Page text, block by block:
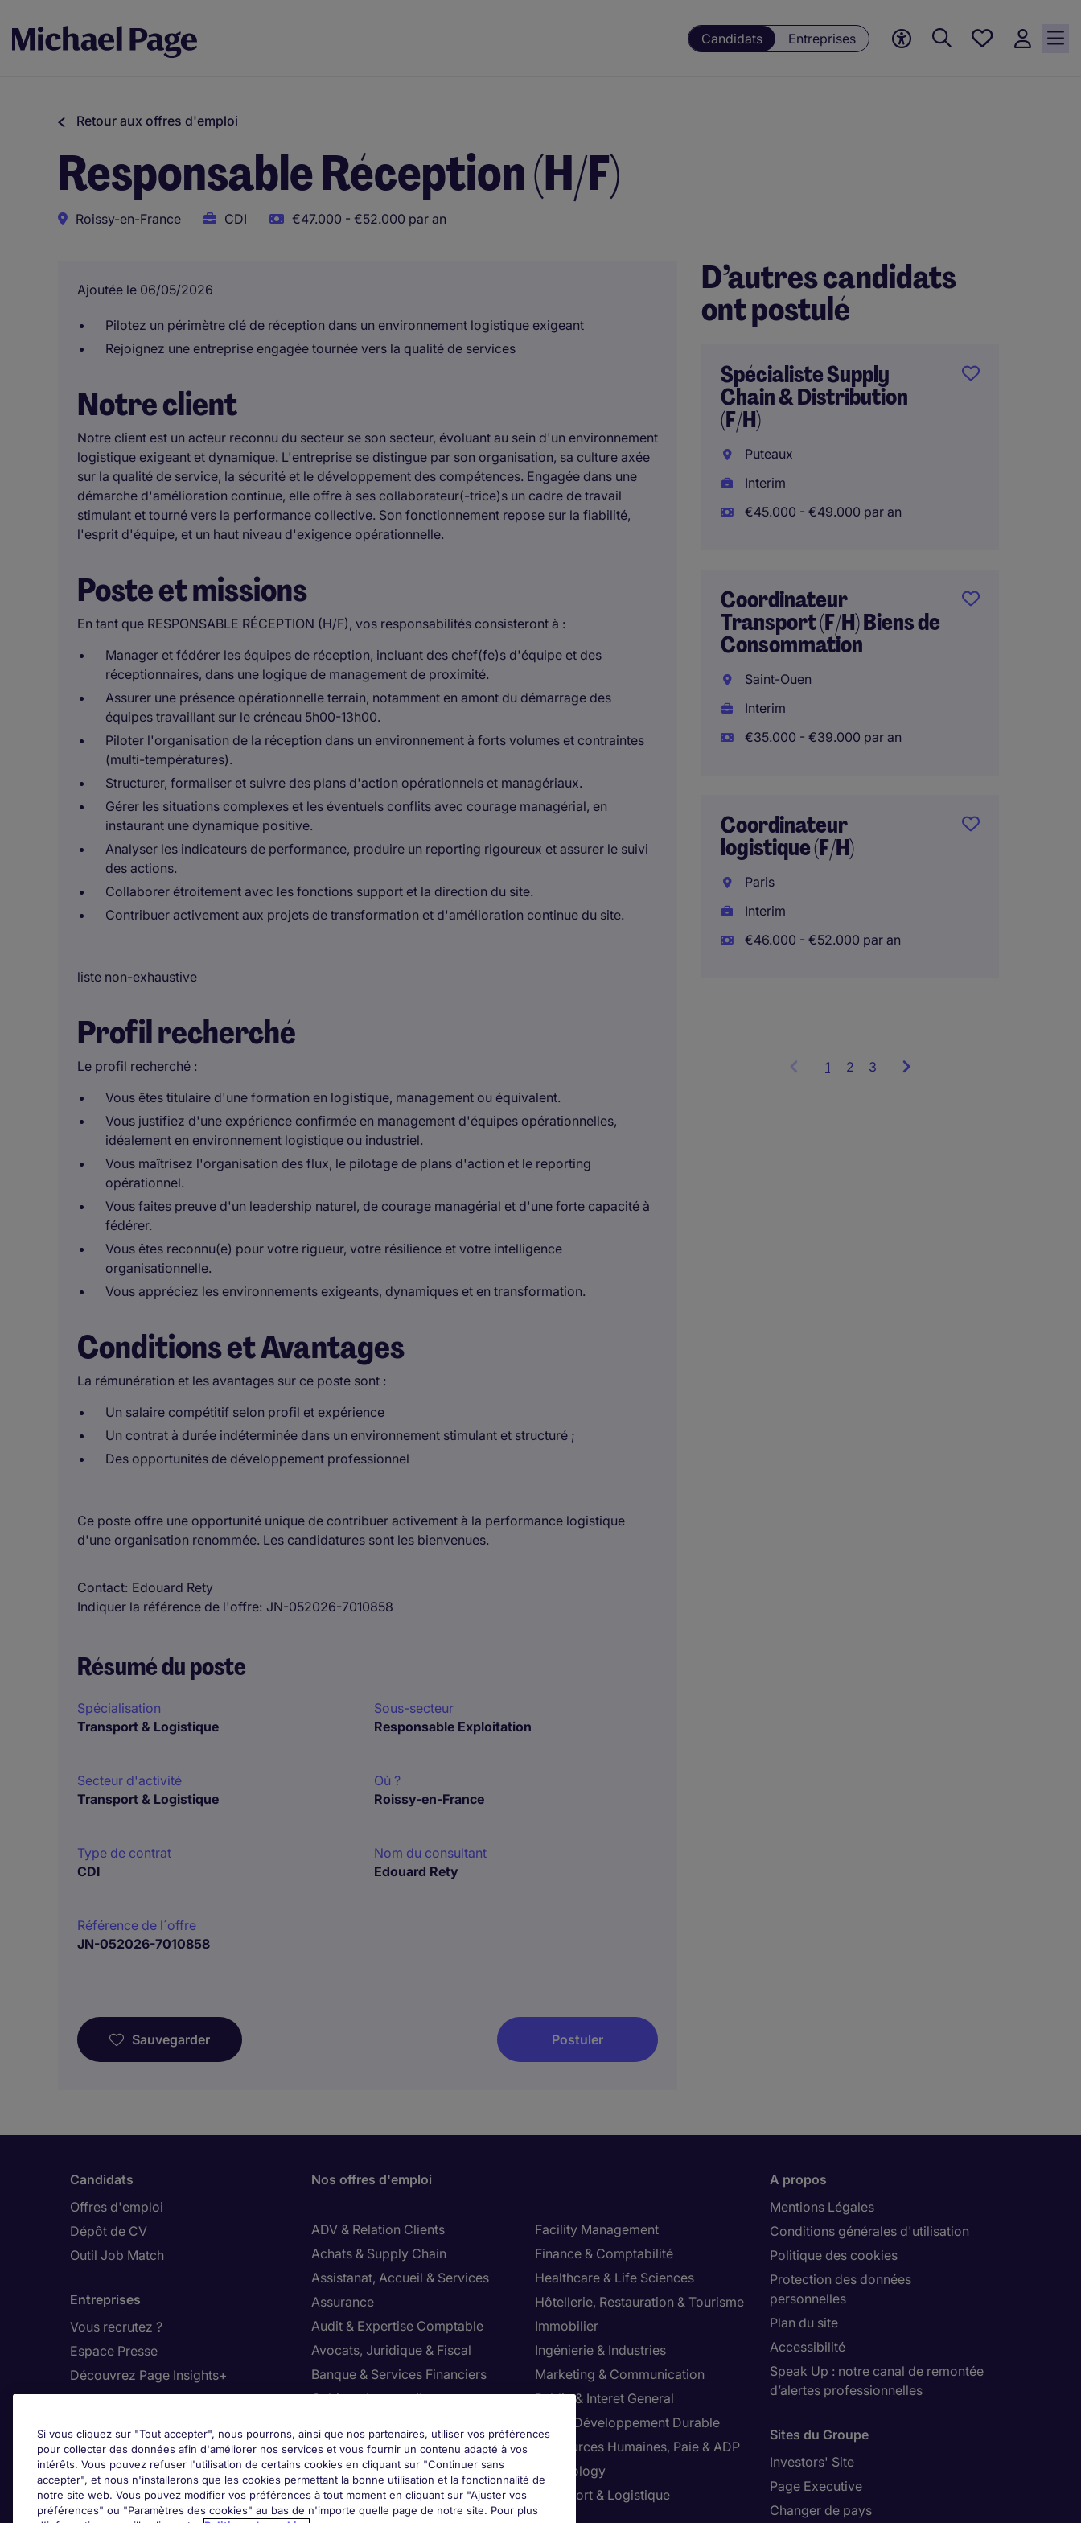
Candidats Entreprises
Mes offres, 0
Retour aux offres d'emploi
Responsable Réception (H/F)
Roissy-en-France CDI €47.000 - €52.000 par an
Ajoutée le 06/05/2026
Pilotez un périmètre clé de réception dans un environnement logistique exigeant
Rejoignez une entreprise engagée tournée vers la qualité de services
Notre client
Notre client est un acteur reconnu du secteur se son secteur, évoluant au sein d'un environnement
logistique exigeant et dynamique. L'entreprise se distingue par son organisation, sa culture axée
sur la qualité de service, la sécurité et le développement des compétences. Engagée dans une
démarche d'amélioration continue, elle offre à ses collaborateur(-trice)s un cadre de travail
stimulant et tourné vers la performance collective. Son fonctionnement repose sur la fiabilité,
l'esprit d'équipe, et un haut niveau d'exigence opérationnelle.
Poste et missions
En tant que RESPONSABLE RÉCEPTION (H/F), vos responsabilités consisteront à :
Manager et fédérer les équipes de réception, incluant des chef(fe)s d'équipe et des
réceptionnaires, dans une logique de management de proximité.
Assurer une présence opérationnelle terrain, notamment en amont du démarrage des
équipes travaillant sur le créneau 5h00-13h00.
Piloter l'organisation de la réception dans un environnement à forts volumes et contraintes
(multi-températures).
Structurer, formaliser et suivre des plans d'action opérationnels et managériaux.
Gérer les situations complexes et les éventuels conflits avec courage managérial, en
instaurant une dynamique positive.
Analyser les indicateurs de performance, produire un reporting rigoureux et assurer le suivi
des actions.
Collaborer étroitement avec les fonctions support et la direction du site.
Contribuer activement aux projets de transformation et d'amélioration continue du site.
liste non-exhaustive
Profil recherché
Le profil recherché :
Vous êtes titulaire d'une formation en logistique, management ou équivalent.
Vous justifiez d'une expérience confirmée en management d'équipes opérationnelles,
idéalement en environnement logistique ou industriel.
Vous maîtrisez l'organisation des flux, le pilotage de plans d'action et le reporting
opérationnel.
Vous faites preuve d'un leadership naturel, de courage managérial et d'une forte capacité à
fédérer.
Vous êtes reconnu(e) pour votre rigueur, votre résilience et votre intelligence
organisationnelle.
Vous appréciez les environnements exigeants, dynamiques et en transformation.
Conditions et Avantages
La rémunération et les avantages sur ce poste sont :
Un salaire compétitif selon profil et expérience
Un contrat à durée indéterminée dans un environnement stimulant et structuré ;
Des opportunités de développement professionnel
Ce poste offre une opportunité unique de contribuer activement à la performance logistique
d'une organisation renommée. Les candidatures sont les bienvenues.
Contact Edouard Rety
Indiquer la référence de l'offre JN-052026-7010858
Résumé du poste
Spécialisation
Transport & Logistique
Sous-secteur
Responsable Exploitation
Secteur d'activité
Transport & Logistique
Où ?
Roissy-en-France
Type de contrat
CDI
Nom du consultant
Edouard Rety
Référence de l´offre
JN-052026-7010858
Sauvegarder Postuler
D’autres candidats
ont postulé
Spécialiste Supply
Chain & Distribution
(F/H)
Puteaux
Interim
€45.000 - €49.000 par an
Coordinateur
Transport (F/H) Biens de
Consommation
Saint-Ouen
Interim
€35.000 - €39.000 par an
Coordinateur
logistique (F/H)
Paris
Interim
€46.000 - €52.000 par an
1 Showing
2 3
Candidats
Offres d'emploi
Dépôt de CV
Outil Job Match
Entreprises
Vous recrutez ?
Espace Presse
Découvrez Page Insights+
Nos bureaux en France
Nous contacter
Nous rejoindre
Nos offres d'emploi
ADV & Relation Clients
Achats & Supply Chain
Assistanat, Accueil & Services
Assurance
Audit & Expertise Comptable
Avocats, Juridique & Fiscal
Banque & Services Financiers
Cabinet de conseil
Construction
Dirigeants
Distribution & Commerce
Facility Management
Finance & Comptabilité
Healthcare & Life Sciences
Hôtellerie, Restauration & Tourisme
Immobilier
Ingénierie & Industries
Marketing & Communication
Public & Interet General
RSE & Développement Durable
Ressources Humaines, Paie & ADP
Technology
Transport & Logistique
A propos
Mentions Légales
Conditions générales d'utilisation
Politique des cookies
Protection des données
personnelles
Plan du site
Accessibilité
Speak Up : notre canal de remontée
d’alertes professionnelles
Sites du Groupe
Investors' Site
Page Executive
Changer de pays
Si vous cliquez sur "Tout accepter", nous pourrons, ainsi que nos partenaires, utiliser vos préférences
pour collecter des données afin d'améliorer nos services et vous fournir un contenu adapté à vos
intérêts. Vous pouvez refuser l'utilisation de certains cookies en cliquant sur "Continuer sans
accepter", et nous n'installerons que les cookies permettant la bonne utilisation et la fonctionnalité de
notre site web. Vous pouvez modifier vos préférences à tout moment en cliquant sur "Ajuster vos
préférences" ou "Paramètres des cookies" au bas de n'importe quelle page de notre site. Pour plus